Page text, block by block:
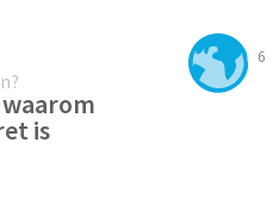
6
is